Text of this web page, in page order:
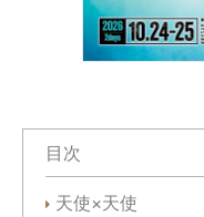
目次
天使×天使